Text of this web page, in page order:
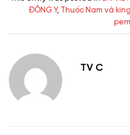
ĐÔNG Y, Thuốc Nam và
TV C